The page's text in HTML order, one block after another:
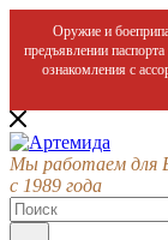
Оружие и
предъявлении
ознакомления с
Мы работаем для
с 1989 года